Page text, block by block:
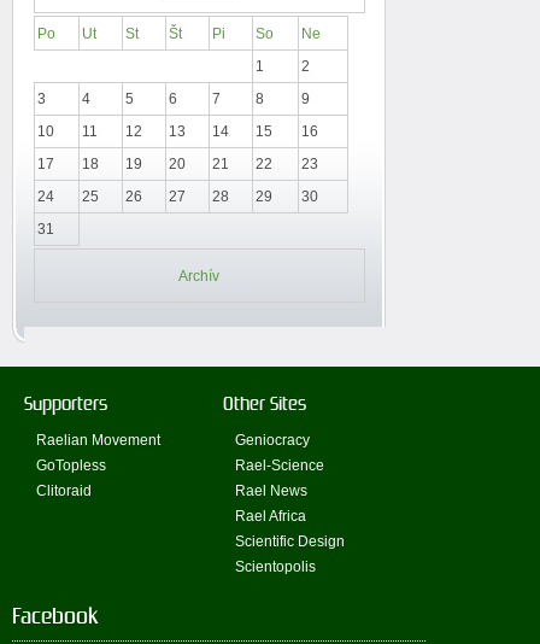
Po Ut St Št Pi So
Ne
1
2
3
4 5 6 7 8
9
10
11 12 13 14 15
16
17
18 19 20 21 22
23
24
25 26 27 28 29
30
31
Archív
Supporters
Raelian Movement
GoTopless
Clitoraid
Other Sites
Geniocracy
Rael-Science
Rael News
Rael Africa
Scientific Design
Scientopolis
Facebook